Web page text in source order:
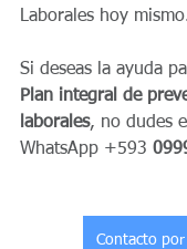
Laborales hoy
Si deseas la ayuda
Plan integral de
laborales, no dudes
WhatsApp +593
Contacto